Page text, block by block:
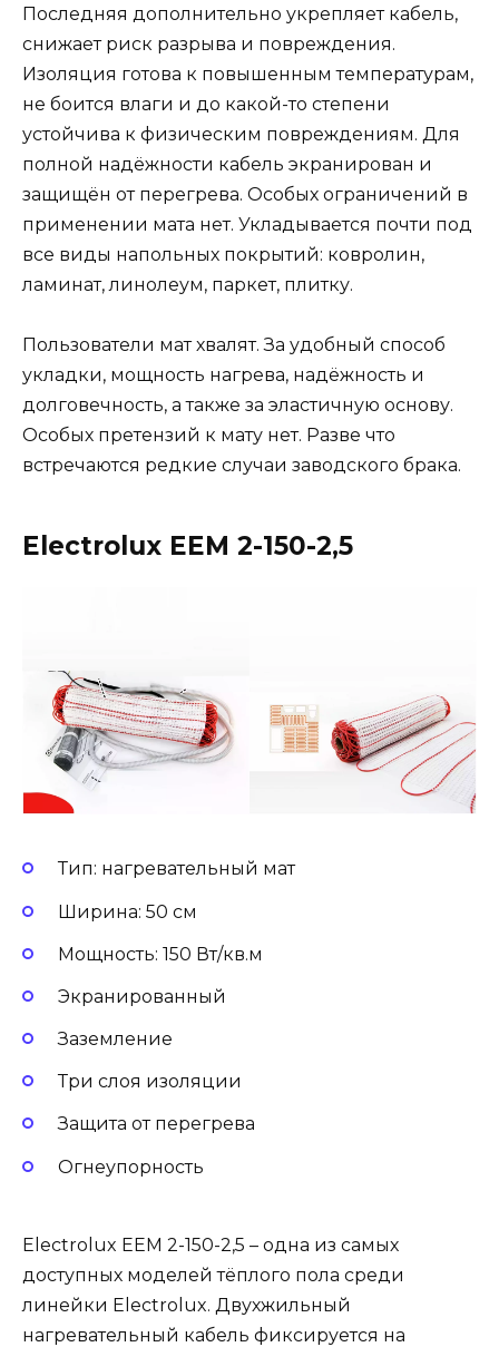
Последняя дополнительно укрепляет кабель,
снижает риск разрыва и повреждения.
Изоляция готова к повышенным температурам,
не боится влаги и до какой-то степени
устойчива к физическим повреждениям. Для
полной надёжности кабель экранирован и
защищён от перегрева. Особых ограничений в
применении мата нет. Укладывается почти под
все виды напольных покрытий: ковролин,
ламинат, линолеум, паркет, плитку.
Пользователи мат хвалят. За удобный способ
укладки, мощность нагрева, надёжность и
долговечность, а также за эластичную основу.
Особых претензий к мату нет. Разве что
встречаются редкие случаи заводского брака.
Electrolux EEM 2-150-2,5
Тип: нагревательный мат
Ширина: 50 см
Мощность: 150 Вт/кв.м
Экранированный
Заземление
Три слоя изоляции
Защита от перегрева
Огнеупорность
Electrolux EEM 2-150-2,5 – одна из самых
доступных моделей тёплого пола среди
линейки Electrolux. Двухжильный
нагревательный кабель фиксируется на